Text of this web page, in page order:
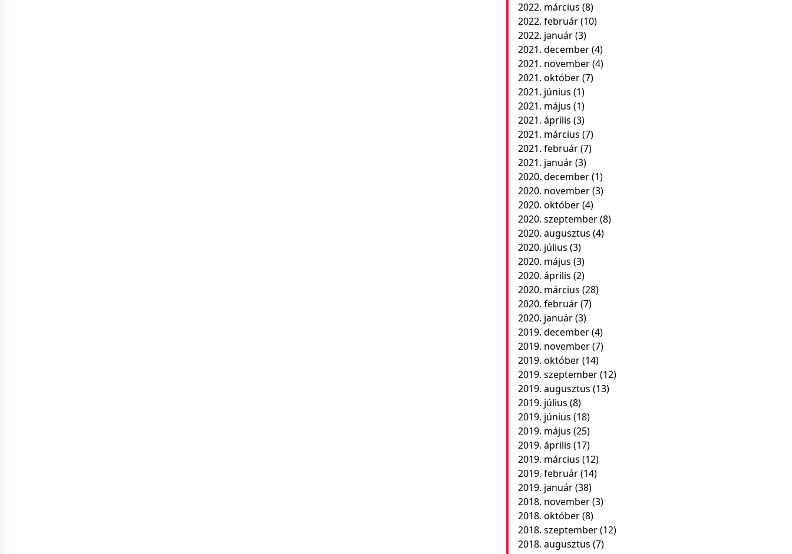
2022. március (8)
2022. február(10)
2022. január(3)
2021. december(4)
2021. november(4)
2021. október(7)
2021. június (1)
2021. május (1)
2021. április (3)
2021. március (7)
2021. február(7)
2021. január(3)
2020. december(1)
2020. november(3)
2020. október(4)
2020. szeptember(8)
2020. augusztus (4)
2020. július (3)
2020. május (3)
2020. április (2)
2020. március (28)
2020. február(7)
2020. január(3)
2019. december(4)
2019. november(7)
2019. október(14)
2019. szeptember(12)
2019. augusztus (13)
2019. július (8)
2019. június (18)
2019. május (25)
2019. április (17)
2019. március (12)
2019. február(14)
2019. január(38)
2018. november(3)
2018. október(8)
2018. szeptember(12)
2018. augusztus (7)